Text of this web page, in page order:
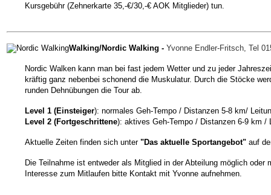
Kursgebühr (Zehnerkarte 35,-€/30,-€ AOK Mitglieder) tun.
Walking/Nordic Walking - Yvonne Endler-Fritsch, Tel
Nordic Walken kann man bei fast jedem Wetter und zu jeder
kräftig ganz nebenbei schonend die Muskulatur. Durch die Stöcke
runden Dehnübungen die Tour ab.
Level 1 (Einsteiger): normales Geh-Tempo / Distanzen 5-8 km/
Level 2 (Fortgeschrittene): aktives Geh-Tempo / Distanzen 6-9 km /
Aktuelle Zeiten finden sich unter "Das aktuelle Sportangebot" auf
Die Teilnahme ist entweder als Mitglied in der Abteilung möglich oder
Interesse zum Mitlaufen bitte Kontakt mit Yvonne aufnehmen.